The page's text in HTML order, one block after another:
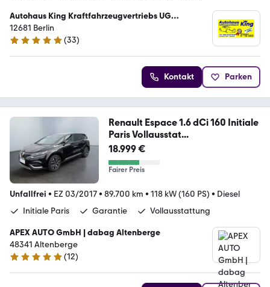
Autohaus King Kraftfahrzeugvertriebs UG
(haftungsbeschränkt)
12681 Berlin
5 Sterne
(33)
Kontakt Parken
Renault Espace 1.6 dCi 160 Initiale
Paris Vollausstat...
18.999 €
Fairer Preis
Unfallfrei • EZ 03/2017• 89.700 km • 118 kW (160 PS) • Diesel
Initiale Paris
Garantie Vollausstattung
APEX AUTO GmbH | dabag Altenberge
48341 Altenberge
4.9 Sterne
(12)